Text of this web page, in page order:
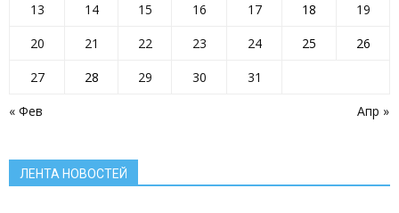
« Фев Апр »
13 14 15 16 17 18
19
20
21 22 23 24 25
26
27
28 29 30 31
ЛЕНТА НОВОСТЕЙ
Новости региона
Образование Общество
ОМВД
Развитие АПК
Растим будущее сегодня
Росреестр
Село: вчера сегодня завтра
Село: территория развития
Село: точка притяжения
Смоленский районный суд
Социальный барометр